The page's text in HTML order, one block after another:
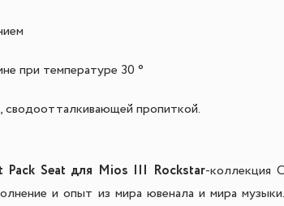
при температуре 30 °
сводоотталкивающей пропиткой.
Pack Seat для Mios III Rockstar-коллекция
и опыт из мира ювенала и мира